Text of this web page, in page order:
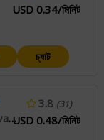
USD 0.34/মিনিট
চ্যাট
Vedic, Kp System, Ashtakvarga
3.8 (31)
USD 0.48/মিনিট